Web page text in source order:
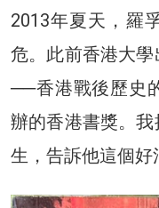
2013年夏天，羅
危。此前香港大
──香港戰後歷史
辦的香港書獎。
生，告訴他這個好